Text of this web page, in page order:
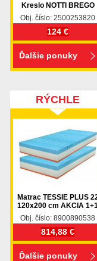
Kreslo NOTTI BREGO
Obj. číslo: 2500253820
124 €
Ďalšie ponuky
RÝCHLE
DODANIE
Matrac TESSIE PLUS
120x200 cm AKCIA
Obj. číslo: 8900890538
814,88 €
Ďalšie ponuky